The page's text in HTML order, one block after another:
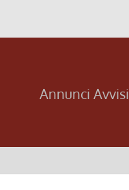
Annunci Avvisi